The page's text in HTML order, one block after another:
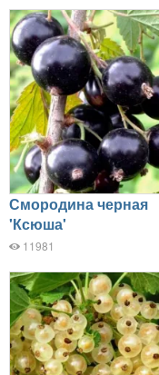
Смородина черная
'Ксюша'
11981